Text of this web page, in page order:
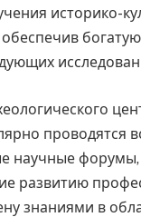
историко-
обеспечив
проводятся
научные форумы,
развитию
знаниями в